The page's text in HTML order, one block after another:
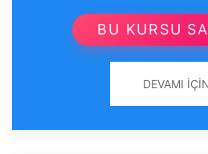
BU KURSU
DEVAMI